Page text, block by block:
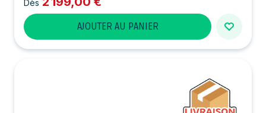
Dès
AJOUTER AU PANIER